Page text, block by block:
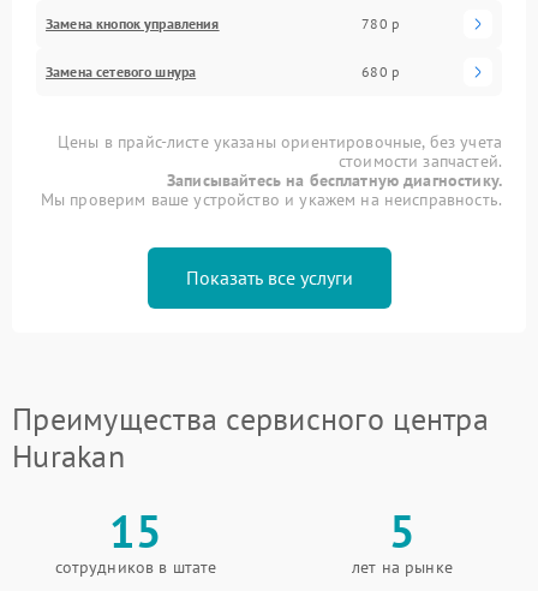
Замена кнопок управления 780 р
Замена сетевого шнура 680 р
Цены в прайс-листе указаны ориентировочные, без учета
стоимости запчастей.
Записывайтесь на бесплатную диагностику.
Мы проверим ваше устройство и укажем на неисправность.
Показать все услуги
Преимущества сервисного центра
Hurakan
15
сотрудников в штате
5
лет на рынке